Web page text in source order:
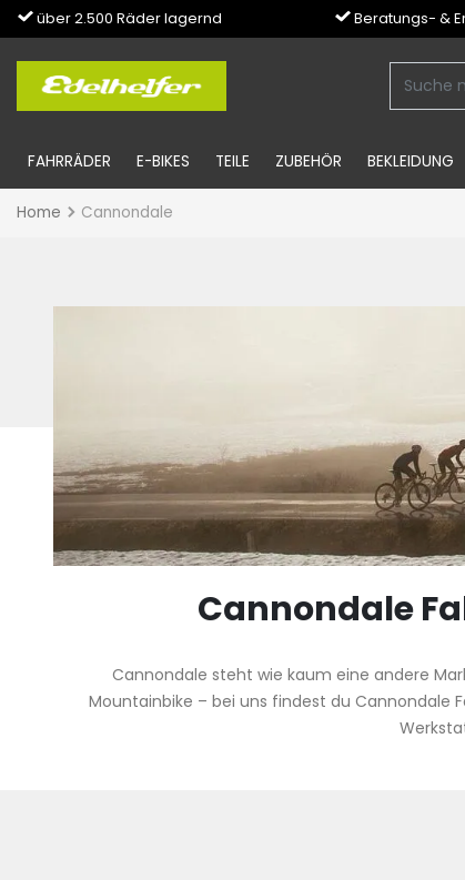
über 2.500 Räder lagernd Beratungs- &
FAHRRÄDER E-BIKES TEILE ZUBEHÖR BEKLEIDUNG
Home Cannondale
Cannondale
Cannondale steht wie kaum eine andere
Mountainbike – bei uns findest du Cannondale